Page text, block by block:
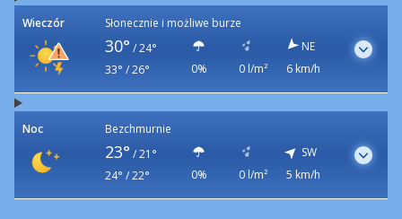
Wieczór Słonecznie i możliwe burze
30° / 24°
33° / 26°
0% 0 l/m²
NE
6 km/h
Noc Bezchmurnie
23° / 21°
24° / 22°
0% 0 l/m²
SW
5 km/h